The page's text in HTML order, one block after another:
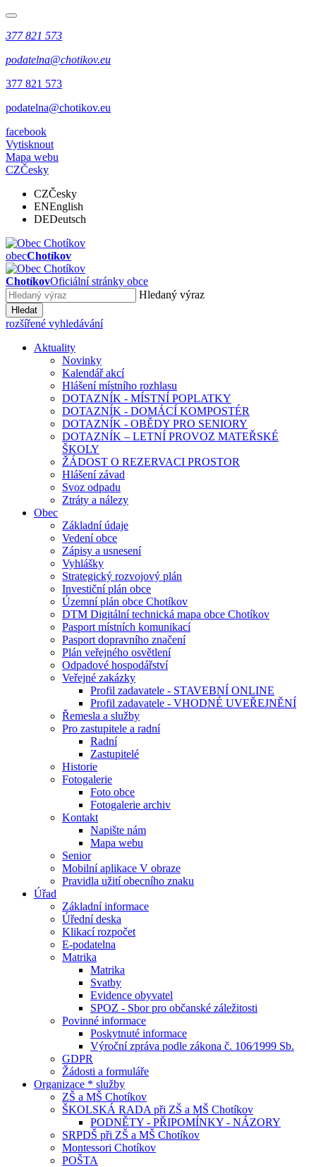
377 821 573
podatelna@chotikov.eu
377 821 573
podatelna@chotikov.eu
facebook
Vytisknout
Mapa webu
CZČesky
CZČesky
ENEnglish
DEDeutsch
obecChotíkov
ChotíkovOficiální stránky obce
Hledaný výraz
Hledat
rozšířené vyhledávání
Aktuality
Novinky
Kalendář akcí
Hlášení místního rozhlasu
DOTAZNÍK - MÍSTNÍ POPLATKY
DOTAZNÍK - DOMÁCÍ KOMPOSTÉR
DOTAZNÍK - OBĚDY PRO SENIORY
DOTAZNÍK – LETNÍ PROVOZ MATEŘSKÉ
ŠKOLY
ŽÁDOST O REZERVACI PROSTOR
Hlášení závad
Svoz odpadu
Ztráty a nálezy
Obec
Základní údaje
Vedení obce
Zápisy a usnesení
Vyhlášky
Strategický rozvojový plán
Investiční plán obce
Územní plán obce Chotíkov
DTM Digitální technická mapa obce Chotíkov
Pasport místních komunikací
Pasport dopravního značení
Plán veřejného osvětlení
Odpadové hospodářství
Veřejné zakázky
Profil zadavatele - STAVEBNÍ ONLINE
Profil zadavatele - VHODNÉ UVEŘEJNĚNÍ
Řemesla a služby
Pro zastupitele a radní
Radní
Zastupitelé
Historie
Fotogalerie
Foto obce
Fotogalerie archiv
Kontakt
Napište nám
Mapa webu
Senior
Mobilní aplikace V obraze
Pravidla užití obecního znaku
Úřad
Základní informace
Úřední deska
Klikací rozpočet
E-podatelna
Matrika
Matrika
Svatby
Evidence obyvatel
SPOZ - Sbor pro občanské záležitosti
Povinné informace
Poskytnuté informace
Výroční zpráva podle zákona č. 106⁄1999 Sb.
GDPR
Žádosti a formuláře
Organizace * služby
ZŠ a MŠ Chotíkov
ŠKOLSKÁ RADA při ZŠ a MŠ Chotíkov
PODNĚTY - PŘIPOMÍNKY - NÁZORY
SRPDŠ při ZŠ a MŠ Chotíkov
Montessori Chotíkov
POŠTA